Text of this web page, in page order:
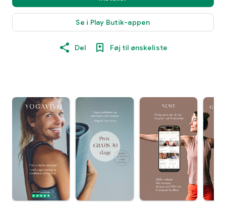
Se i Play Butik-appen
Del Føj til ønskeliste